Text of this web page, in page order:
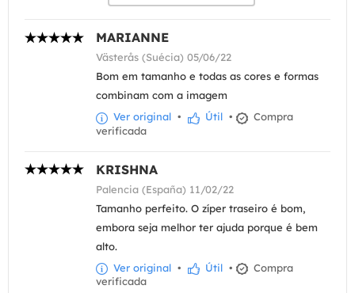
MARIANNE
Västerås (Suécia) 05/06/22
Bom em tamanho e todas as cores e formas
combinam com a imagem
Ver original • Útil •
Compra
verificada
KRISHNA
Palencia (España) 11/02/22
Tamanho perfeito. O zíper traseiro é bom,
embora seja melhor ter ajuda porque é bem
alto.
Ver original • Útil •
Compra
verificada